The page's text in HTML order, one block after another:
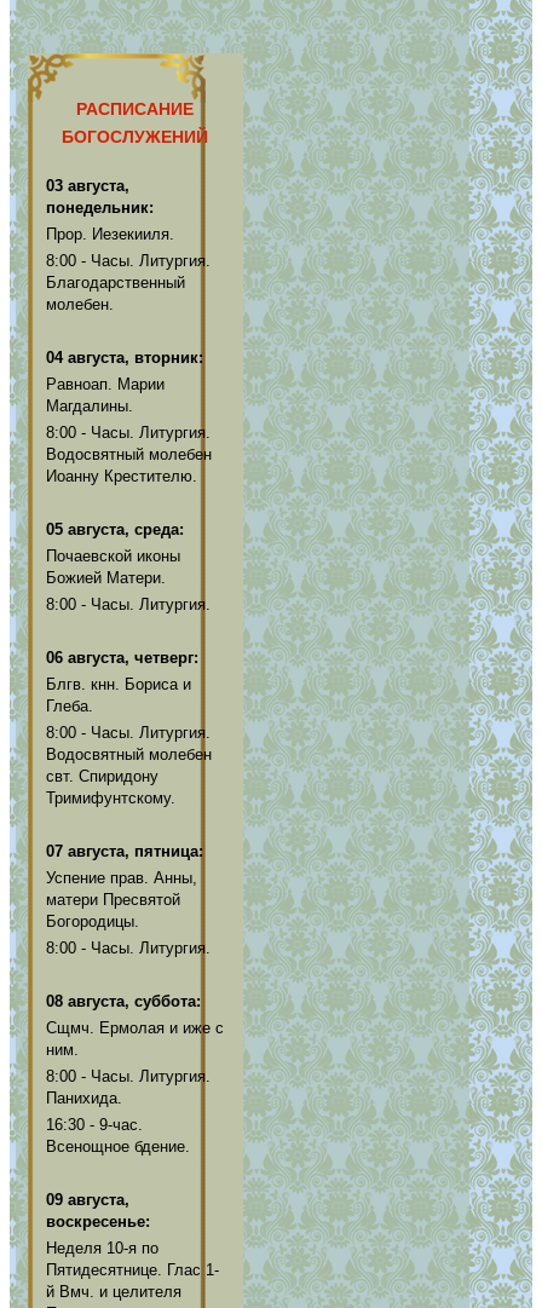
РАСПИСАНИЕ
БОГОСЛУЖЕНИЙ
03 августа,
понедельник:
Прор. Иезекииля.
8:00 - Часы. Литургия.
Благодарственный
молебен.
04 августа, вторник:
Равноап. Марии
Магдалины.
8:00 - Часы. Литургия.
Водосвятный молебен
Иоанну Крестителю.
05 августа, среда:
Почаевской иконы
Божией Матери.
8:00 - Часы. Литургия.
06 августа, четверг:
Блгв. кнн. Бориса и
Глеба.
8:00 - Часы. Литургия.
Водосвятный молебен
свт. Спиридону
Тримифунтскому.
07 августа, пятница:
Успение прав. Анны,
матери Пресвятой
Богородицы.
8:00 - Часы. Литургия.
08 августа, суббота:
Сщмч. Ермолая и иже с
ним.
8:00 - Часы. Литургия.
Панихида.
16:30 - 9-час.
Всенощное бдение.
09 августа,
воскресенье:
Неделя 10-я по
Пятидесятнице. Глас 1-
й Вмч. и целителя